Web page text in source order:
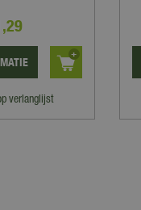
,29
verlanglijst